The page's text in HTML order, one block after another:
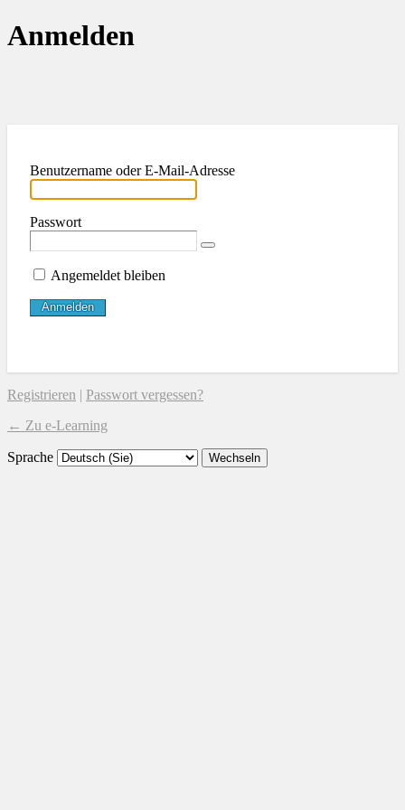
Anmelden
Benutzername oder E-Mail-Adresse
Passwort
Angemeldet bleiben
Registrieren | Passwort vergessen?
← Zu e-Learning
Sprache